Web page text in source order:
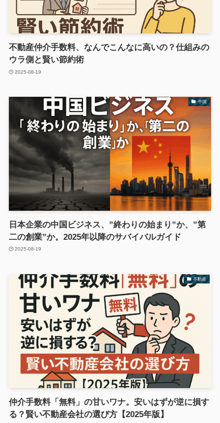
不動産仲介手数料、なんでこんなに高いの？仕組みの
ウラ側と賢い節約術
2025-08-19
中国
日本企業の中国ビジネス、”終わりの始まり”か、”第
二の創業”か。2025年以降のサバイバルガイド
2025-08-19
不動産
仲介手数料「無料」の甘いワナ。安いはずが逆に損す
る？賢い不動産会社の選び方【2025年版】